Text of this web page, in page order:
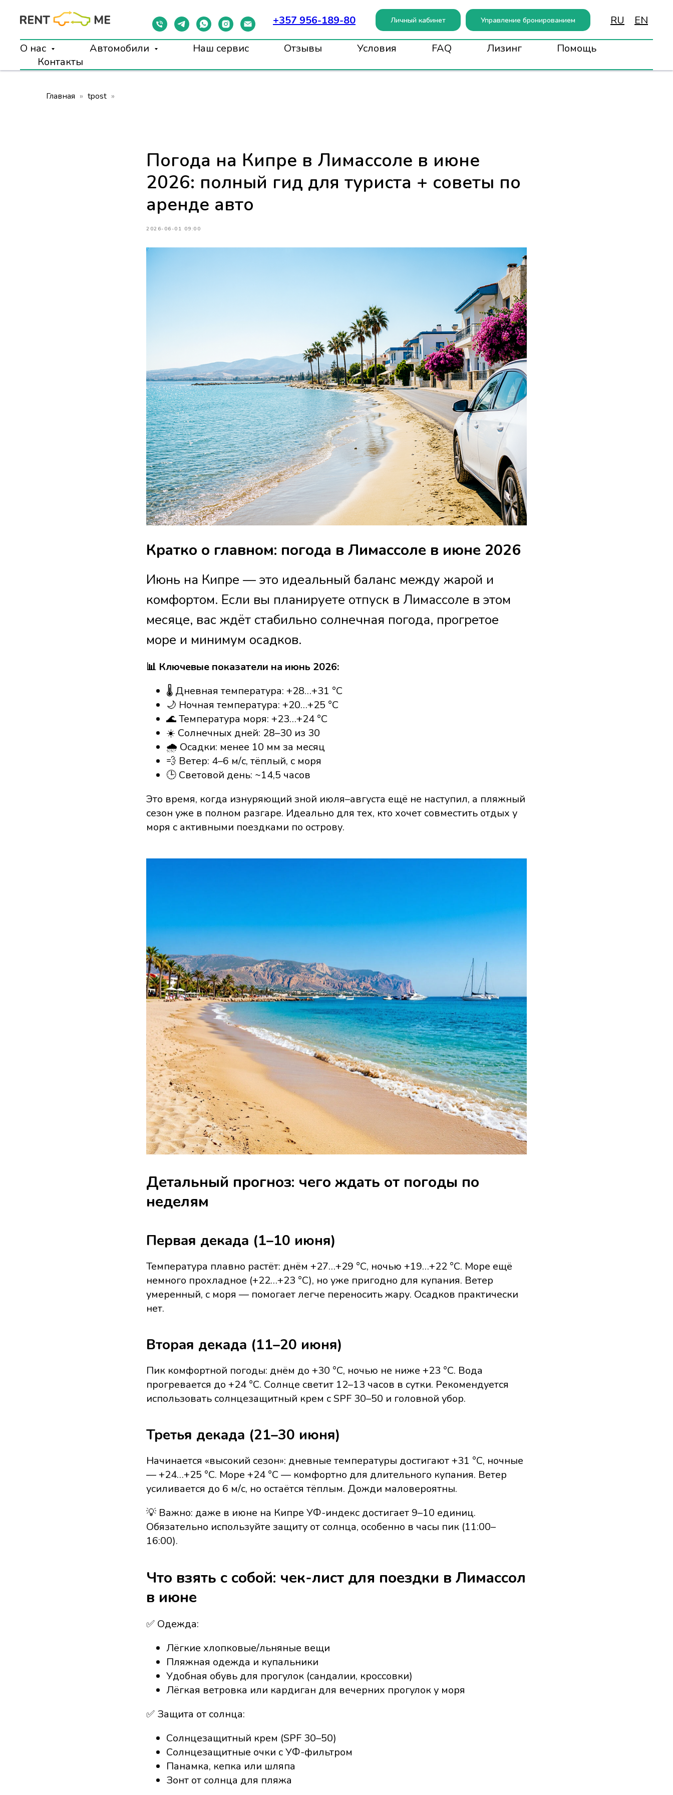
+357 956-189-80 Личный кабинет Управление бронированием RU EN
О нас Автомобили Наш сервис Отзывы Условия FAQ Лизинг
Помощь
Контакты
Главная tpost
Погода на Кипре в Лимассоле в июне
2026: полный гид для туриста + советы по
аренде авто
2026-06-01 09:00
Кратко о главном: погода в Лимассоле в июне 2026
Июнь на Кипре — это идеальный баланс между жарой и
комфортом. Если вы планируете отпуск в Лимассоле в этом
месяце, вас ждёт стабильно солнечная погода, прогретое
море и минимум осадков.
📊 Ключевые показатели на июнь 2026:
🌡️ Дневная температура: +28…+31 °C
🌙 Ночная температура: +20…+25 °C
🌊 Температура моря: +23…+24 °C
☀️ Солнечных дней: 28–30 из 30
🌧️ Осадки: менее 10 мм за месяц
💨 Ветер: 4–6 м/с, тёплый, с моря
🕒 Световой день: ~14,5 часов
Это время, когда изнуряющий зной июля–августа ещё не наступил, а пляжный
сезон уже в полном разгаре. Идеально для тех, кто хочет совместить отдых у
моря с активными поездками по острову.
Детальный прогноз: чего ждать от погоды по
неделям
Первая декада (1–10 июня)
Температура плавно растёт: днём +27…+29 °C, ночью +19…+22 °C. Море ещё
немного прохладное (+22…+23 °C), но уже пригодно для купания. Ветер
умеренный, с моря — помогает легче переносить жару. Осадков практически
нет.
Вторая декада (11–20 июня)
Пик комфортной погоды: днём до +30 °C, ночью не ниже +23 °C. Вода
прогревается до +24 °C. Солнце светит 12–13 часов в сутки. Рекомендуется
использовать солнцезащитный крем с SPF 30–50 и головной убор.
Третья декада (21–30 июня)
Начинается «высокий сезон»: дневные температуры достигают +31 °C, ночные
— +24…+25 °C. Море +24 °C — комфортно для длительного купания. Ветер
усиливается до 6 м/с, но остаётся тёплым. Дожди маловероятны.
💡 Важно: даже в июне на Кипре УФ-индекс достигает 9–10 единиц.
Обязательно используйте защиту от солнца, особенно в часы пик (11:00–
16:00).
Что взять с собой: чек-лист для поездки в Лимассол
в июне
✅ Одежда:
Лёгкие хлопковые/льняные вещи
Пляжная одежда и купальники
Удобная обувь для прогулок (сандалии, кроссовки)
Лёгкая ветровка или кардиган для вечерних прогулок у моря
✅ Защита от солнца:
Солнцезащитный крем (SPF 30–50)
Солнцезащитные очки с УФ-фильтром
Панамка, кепка или шляпа
Зонт от солнца для пляжа